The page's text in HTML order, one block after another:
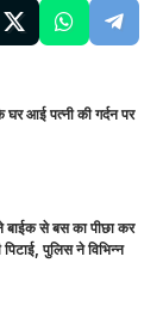
आई पत्नी की गर्दन पर
ने बाईक से बस का पीछा कर
पुलिस ने विभिन्न